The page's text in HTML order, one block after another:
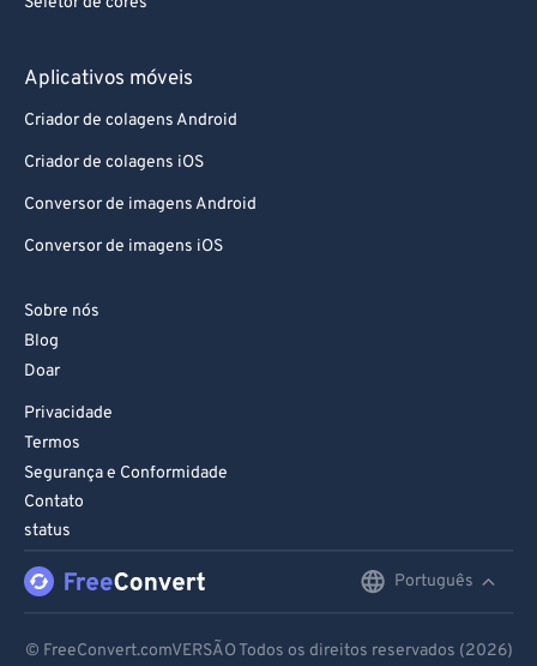
Aplicativos móveis
Criador de colagens Android
Criador de colagens iOS
Conversor de imagens Android
Conversor de imagens iOS
Sobre nós
Blog
Doar
Privacidade
Termos
Segurança e Conformidade
Contato
status
Português
© FreeConvert.comVERSÃO Todos os direitos reservados (2026)